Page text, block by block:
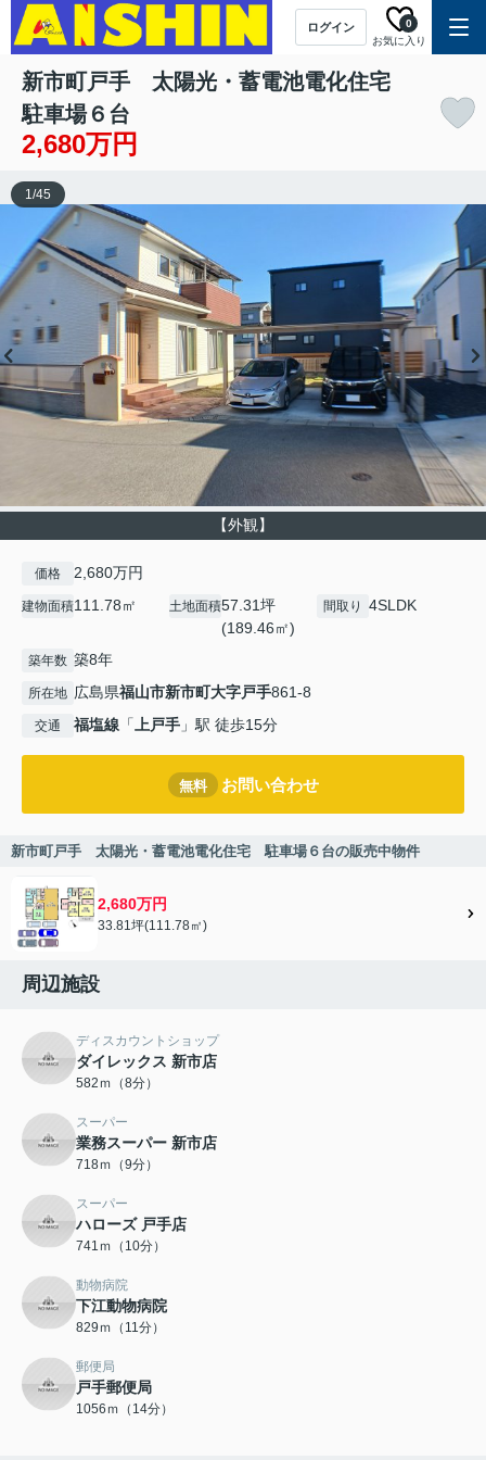
ログイン
お気に入り
0
新市町戸手 太陽光・蓄電池電化住宅
駐車場６台
2,680万円
【外観】
1/45
価格 2,680万円
建物面積111.78㎡ 土地面積57.31坪
(189.46㎡)
間取り 4SLDK
築年数 築8年
所在地 広島県福山市新市町大字戸手861-8
交通 福塩線 「上戸手 」駅 徒歩15分
無料 お問い合わせ
新市町戸手 太陽光・蓄電池電化住宅 駐車場６台の販売中物件
2,680万円
33.81坪(111.78㎡)
周辺施設
ディスカウントショップ
ダイレックス 新市店
582ｍ（8分）
スーパー
業務スーパー 新市店
718ｍ（9分）
スーパー
ハローズ 戸手店
741ｍ（10分）
動物病院
下江動物病院
829ｍ（11分）
郵便局
戸手郵便局
1056ｍ（14分）